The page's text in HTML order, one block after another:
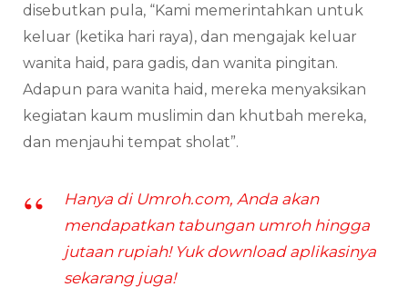
disebutkan pula, “Kami memerintahkan untuk
keluar (ketika hari raya), dan mengajak keluar
wanita haid, para gadis, dan wanita pingitan.
Adapun para wanita haid, mereka menyaksikan
kegiatan kaum muslimin dan khutbah mereka,
dan menjauhi tempat sholat”.
Hanya di Umroh.com, Anda akan
mendapatkan tabungan umroh hingga
jutaan rupiah! Yuk download aplikasinya
sekarang juga!